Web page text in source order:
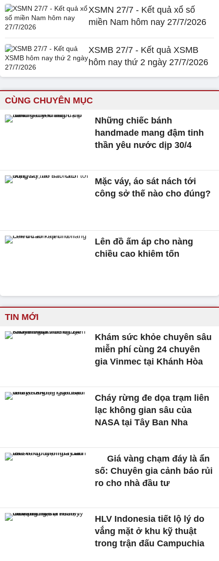
XSMN 27/7 - Kết quả xổ số
miền Nam hôm nay 27/7/2026
XSMB 27/7 - Kết quả XSMB
hôm nay thứ 2 ngày 27/7/2026
CÙNG CHUYÊN MỤC
Những chiếc bánh
handmade mang đậm tinh
thần yêu nước dịp 30/4
Mặc váy, áo sát nách tới
công sở thế nào cho đúng?
Lên đồ ấm áp cho nàng
chiều cao khiêm tốn
TIN MỚI
Khám sức khỏe chuyên sâu
miễn phí cùng 24 chuyên
gia Vinmec tại Khánh Hòa
Cháy rừng đe dọa trạm liên
lạc không gian sâu của
NASA tại Tây Ban Nha
Giá vàng chạm đáy là ẩn
số: Chuyên gia cảnh báo rủi
ro cho nhà đầu tư
HLV Indonesia tiết lộ lý do
vắng mặt ở khu kỹ thuật
trong trận đấu Campuchia